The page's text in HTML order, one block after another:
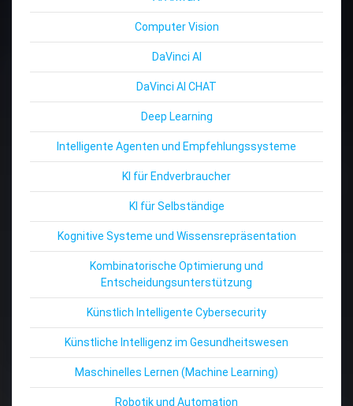
Computer Vision
DaVinci AI
DaVinci AI CHAT
Deep Learning
Intelligente Agenten und Empfehlungssysteme
KI für Endverbraucher
KI für Selbständige
Kognitive Systeme und Wissensrepräsentation
Kombinatorische Optimierung und
Entscheidungsunterstützung
Künstlich Intelligente Cybersecurity
Künstliche Intelligenz im Gesundheitswesen
Maschinelles Lernen (Machine Learning)
Robotik und Automation